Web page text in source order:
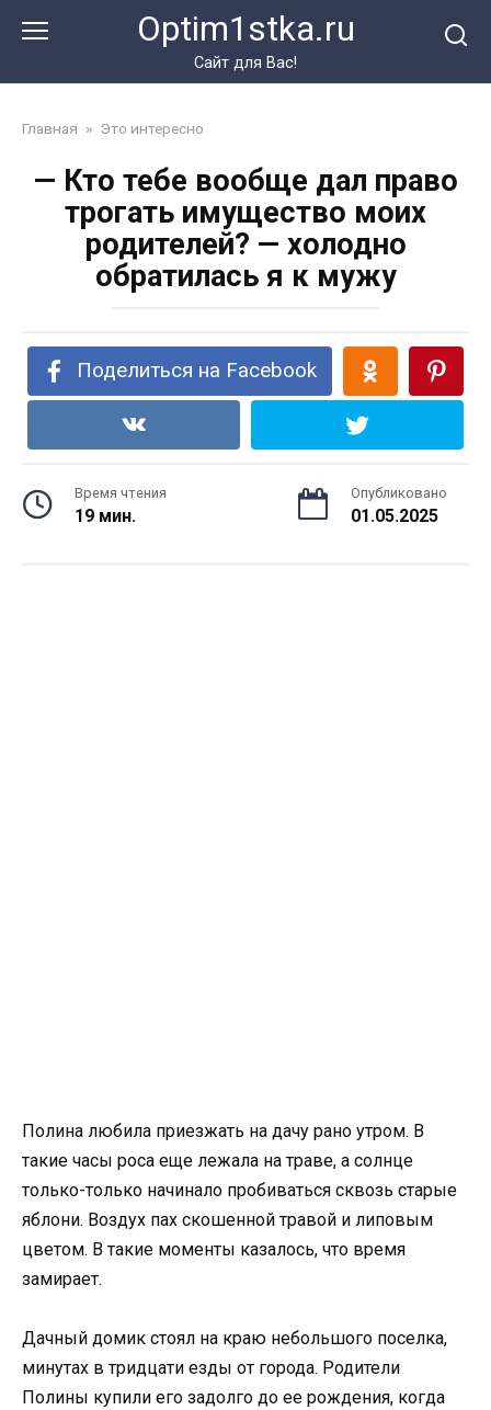
Optim1stka.ru
Сайт для Вас!
Главная » Это интересно
— Кто тебе вообще дал право
трогать имущество моих
родителей? — холодно
обратилась я к мужу
Поделиться на Facebook
Время чтения
19 мин.
Опубликовано
01.05.2025
Полина любила приезжать на дачу рано утром. В
такие часы роса еще лежала на траве, а солнце
только-только начинало пробиваться сквозь старые
яблони. Воздух пах скошенной травой и липовым
цветом. В такие моменты казалось, что время
замирает.
Дачный домик стоял на краю небольшого поселка,
минутах в тридцати езды от города. Родители
Полины купили его задолго до ее рождения, когда